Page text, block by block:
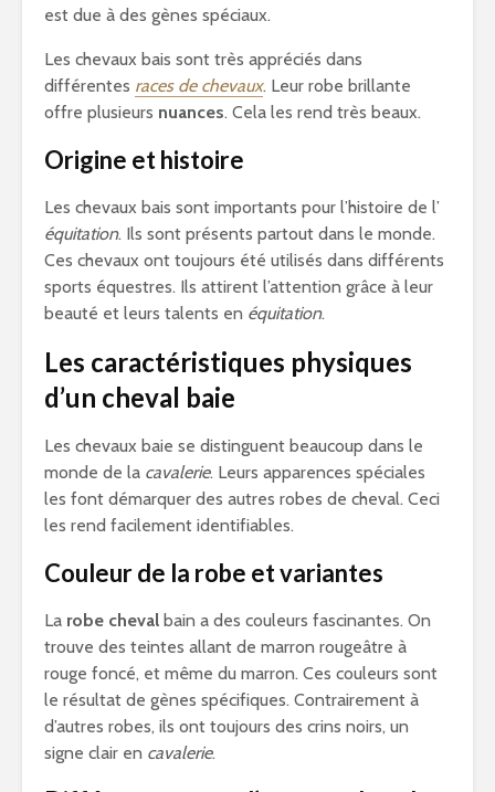
est due à des gènes spéciaux.
Les chevaux bais sont très appréciés dans
différentes races de chevaux. Leur robe brillante
offre plusieurs nuances. Cela les rend très beaux.
Origine et histoire
Les chevaux bais sont importants pour l’histoire de l’
équitation. Ils sont présents partout dans le monde.
Ces chevaux ont toujours été utilisés dans différents
sports équestres. Ils attirent l’attention grâce à leur
beauté et leurs talents en équitation.
Les caractéristiques physiques
d’un cheval baie
Les chevaux baie se distinguent beaucoup dans le
monde de la cavalerie. Leurs apparences spéciales
les font démarquer des autres robes de cheval. Ceci
les rend facilement identifiables.
Couleur de la robe et variantes
La robe cheval bain a des couleurs fascinantes. On
trouve des teintes allant de marron rougeâtre à
rouge foncé, et même du marron. Ces couleurs sont
le résultat de gènes spécifiques. Contrairement à
d’autres robes, ils ont toujours des crins noirs, un
signe clair en cavalerie.